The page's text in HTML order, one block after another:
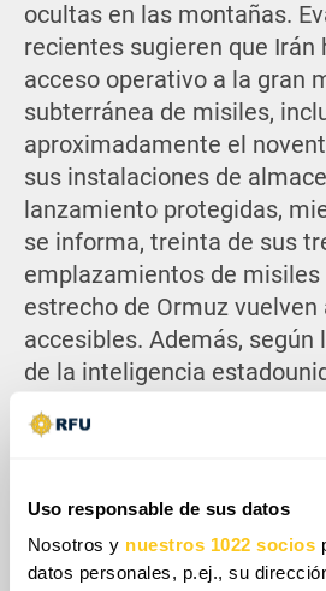
Uso responsable de sus datos
Nosotros y nuestros 1022 socios
datos personales, p.ej., su
ocultas en las montañas.
recientes sugieren que Irán
acceso operativo a la gran
subterránea de misiles,
aproximadamente el
sus instalaciones de
lanzamiento protegidas,
se informa, treinta de sus
emplazamientos de misiles
estrecho de Ormuz vuelven
accesibles. Además, según
de la inteligencia
conserva
ciento de su arsenal de
mayo indican que Irán
los componentes
producción de Shahed a